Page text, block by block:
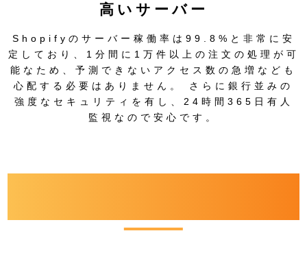
高いサーバー
Shopifyのサーバー稼働率は99.8%と非常に安
定しており、1分間に1万件以上の注文の処理が可
能なため、予測できないアクセス数の急増なども
心配する必要はありません。 さらに銀行並みの
強度なセキュリティを有し、24時間365日有人
監視なので安心です。